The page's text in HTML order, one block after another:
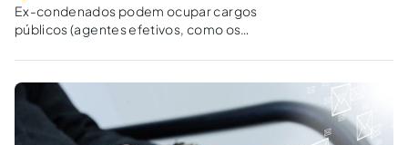
Ex-condenados podem ocupar cargos
públicos (agentes efetivos, como os
exercerem funções públicas (agente
temporário, como na situação de função de
confiança)?